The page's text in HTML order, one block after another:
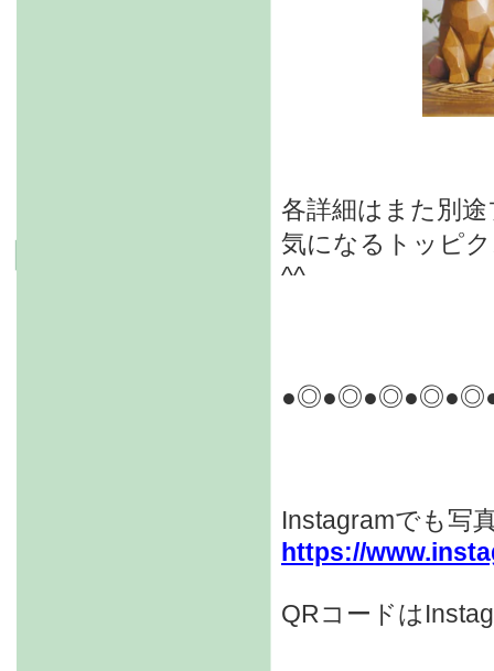
各詳細はまた別
気になるトッピ
^^
Instagramでも写
https://
QRコードは